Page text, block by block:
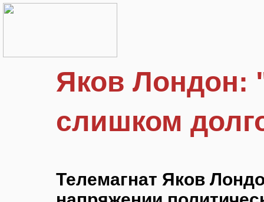
Яков Лондон:
слишком
Телемагнат Яков